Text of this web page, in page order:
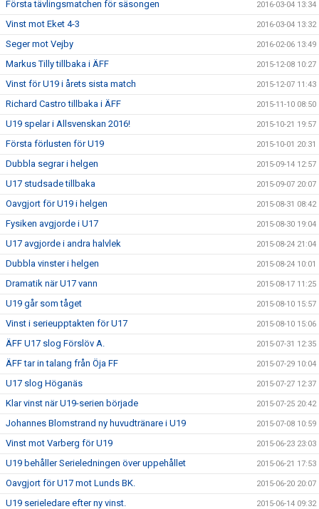
Första tävlingsmatchen för säsongen 2016-03-04 13:34
Vinst mot Eket 4-3 2016-03-04 13:32
Seger mot Vejby 2016-02-06 13:49
Markus Tilly tillbaka i ÄFF 2015-12-08 10:27
Vinst för U19 i årets sista match 2015-12-07 11:43
Richard Castro tillbaka i ÄFF 2015-11-10 08:50
U19 spelar i Allsvenskan 2016! 2015-10-21 19:57
Första förlusten för U19 2015-10-01 20:31
Dubbla segrar i helgen 2015-09-14 12:57
U17 studsade tillbaka 2015-09-07 20:07
Oavgjort för U19 i helgen 2015-08-31 08:42
Fysiken avgjorde i U17 2015-08-30 19:04
U17 avgjorde i andra halvlek 2015-08-24 21:04
Dubbla vinster i helgen 2015-08-24 10:01
Dramatik när U17 vann 2015-08-17 11:25
U19 går som tåget 2015-08-10 15:57
Vinst i serieupptakten för U17 2015-08-10 15:06
ÄFF U17 slog Förslöv A. 2015-07-31 12:35
ÄFF tar in talang från Öja FF 2015-07-29 10:04
U17 slog Höganäs 2015-07-27 12:37
Klar vinst när U19-serien började 2015-07-25 20:42
Johannes Blomstrand ny huvudtränare i U19 2015-07-08 10:59
Vinst mot Varberg för U19 2015-06-23 23:03
U19 behåller Serieledningen över uppehållet 2015-06-21 17:53
Oavgjort för U17 mot Lunds BK. 2015-06-20 20:07
U19 serieledare efter ny vinst. 2015-06-14 09:32